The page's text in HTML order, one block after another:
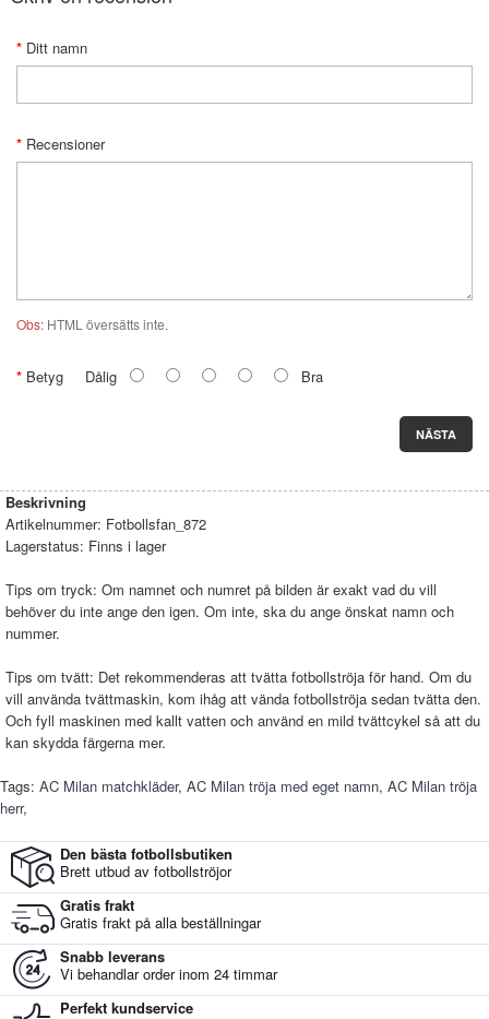
Ditt namn
Recensioner
Obs: HTML översätts inte.
Betyg Dålig Bra
NÄSTA
Beskrivning
Artikelnummer: Fotbollsfan_872
Lagerstatus: Finns i lager
Tips om tryck: Om namnet och numret på bilden är exakt vad du vill
behöver du inte ange den igen. Om inte, ska du ange önskat namn och
nummer.
Tips om tvätt: Det rekommenderas att tvätta fotbollströja för hand. Om du
vill använda tvättmaskin, kom ihåg att vända fotbollströja sedan tvätta den.
Och fyll maskinen med kallt vatten och använd en mild tvättcykel så att du
kan skydda färgerna mer.
Tags: AC Milan matchkläder, AC Milan tröja med eget namn, AC Milan tröja
herr,
Den bästa fotbollsbutiken
Brett utbud av fotbollströjor
Gratis frakt
Gratis frakt på alla beställningar
Snabb leverans
Vi behandlar order inom 24 timmar
Perfekt kundservice